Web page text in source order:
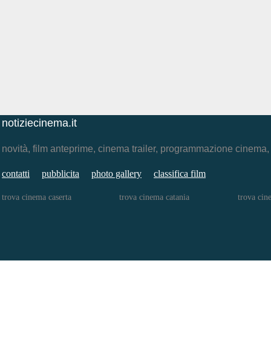
notiziecinema.it
novità, film anteprime, cinema trailer, programmazione
contatti pubblicita photo gallery classifica film
trova cinema caserta trova cinema catania trova